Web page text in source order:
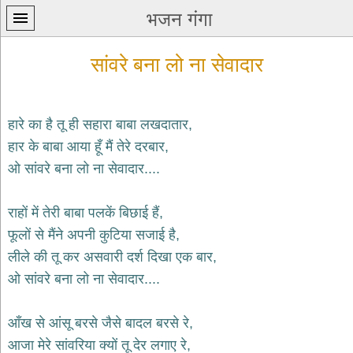
भजन गंगा
प्रथम
पन्ना
कृष्ण
भजन
krishna
bhajans
शिव
bhajans
हनुमान
सांवरे बना लो ना सेवादार
हारे का है तू ही सहारा बाबा लखदातार,
हार के बाबा आया हूँ मैं तेरे दरबार,
ओ सांवरे बना लो ना सेवादार....
राहों में तेरी बाबा पलकें बिछाई हैं,
फूलों से मैंने अपनी कुटिया सजाई है,
लीले की तू कर असवारी दर्श दिखा एक बार,
ओ सांवरे बना लो ना सेवादार....
आँख से आंसू बरसे जैसे बादल बरसे रे,
आजा मेरे सांवरिया क्यों तू देर लगाए रे,